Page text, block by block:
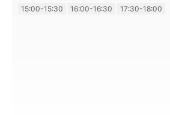
15:00-15:30
16:00-16:30 17:30-18:00